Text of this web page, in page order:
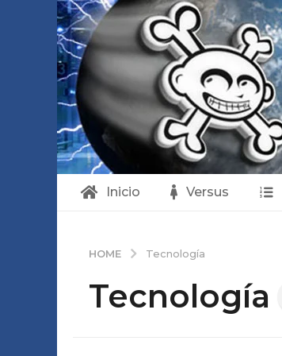
Inicio Versus
HOME Tecnología
Tecnología